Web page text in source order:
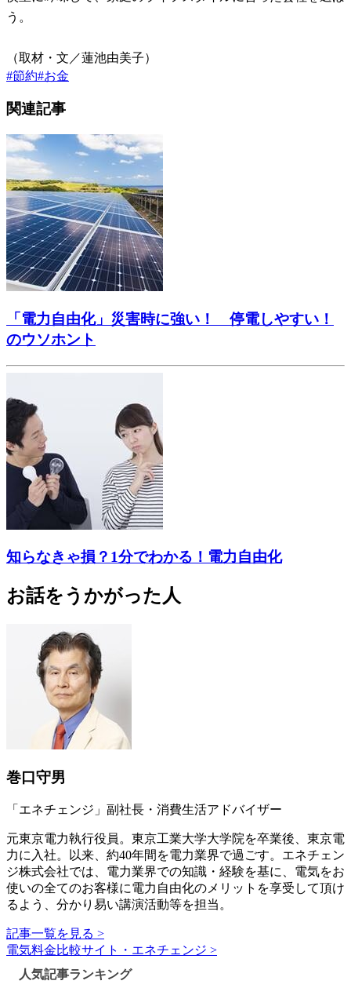
う。
（取材・文／蓮池由美子）
#節約#お金
関連記事
「電力自由化」災害時に強い！ 停電しやすい！
のウソホント
知らなきゃ損？1分でわかる！電力自由化
お話をうかがった人
巻口守男
「エネチェンジ」副社長・消費生活アドバイザー
元東京電力執行役員。東京工業大学大学院を卒業後、東京電
力に入社。以来、約40年間を電力業界で過ごす。エネチェン
ジ株式会社では、電力業界での知識・経験を基に、電気をお
使いの全てのお客様に電力自由化のメリットを享受して頂け
るよう、分かり易い講演活動等を担当。
記事一覧を見る >
電気料金比較サイト・エネチェンジ >
人気記事ランキング